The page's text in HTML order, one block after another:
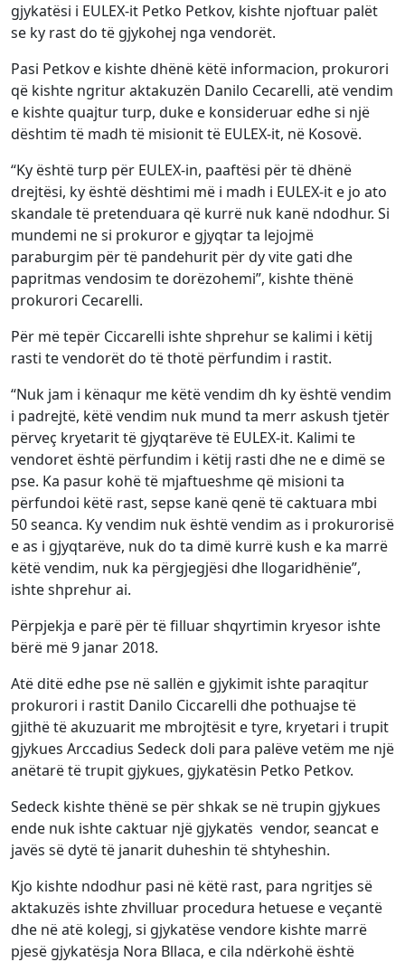
gjykatësi i EULEX-it Petko Petkov, kishte njoftuar palët
se ky rast do të gjykohej nga vendorët.
Pasi Petkov e kishte dhënë këtë informacion, prokurori
që kishte ngritur aktakuzën Danilo Cecarelli, atë vendim
e kishte quajtur turp, duke e konsideruar edhe si një
dështim të madh të misionit të EULEX-it, në Kosovë.
“Ky është turp për EULEX-in, paaftësi për të dhënë
drejtësi, ky është dështimi më i madh i EULEX-it e jo ato
skandale të pretenduara që kurrë nuk kanë ndodhur. Si
mundemi ne si prokuror e gjyqtar ta lejojmë
paraburgim për të pandehurit për dy vite gati dhe
papritmas vendosim te dorëzohemi”, kishte thënë
prokurori Cecarelli.
Për më tepër Ciccarelli ishte shprehur se kalimi i këtij
rasti te vendorët do të thotë përfundim i rastit.
“Nuk jam i kënaqur me këtë vendim dh ky është vendim
i padrejtë, këtë vendim nuk mund ta merr askush tjetër
përveç kryetarit të gjyqtarëve të EULEX-it. Kalimi te
vendoret është përfundim i këtij rasti dhe ne e dimë se
pse. Ka pasur kohë të mjaftueshme që misioni ta
përfundoi këtë rast, sepse kanë qenë të caktuara mbi
50 seanca. Ky vendim nuk është vendim as i prokurorisë
e as i gjyqtarëve, nuk do ta dimë kurrë kush e ka marrë
këtë vendim, nuk ka përgjegjësi dhe llogaridhënie”,
ishte shprehur ai.
Përpjekja e parë për të filluar shqyrtimin kryesor ishte
bërë më 9 janar 2018.
Atë ditë edhe pse në sallën e gjykimit ishte paraqitur
prokurori i rastit Danilo Ciccarelli dhe pothuajse të
gjithë të akuzuarit me mbrojtësit e tyre, kryetari i trupit
gjykues Arccadius Sedeck doli para palëve vetëm me një
anëtarë të trupit gjykues, gjykatësin Petko Petkov.
Sedeck kishte thënë se për shkak se në trupin gjykues
ende nuk ishte caktuar një gjykatës vendor, seancat e
javës së dytë të janarit duheshin të shtyheshin.
Kjo kishte ndodhur pasi në këtë rast, para ngritjes së
aktakuzës ishte zhvilluar procedura hetuese e veçantë
dhe në atë kolegj, si gjykatëse vendore kishte marrë
pjesë gjykatësja Nora Bllaca, e cila ndërkohë është